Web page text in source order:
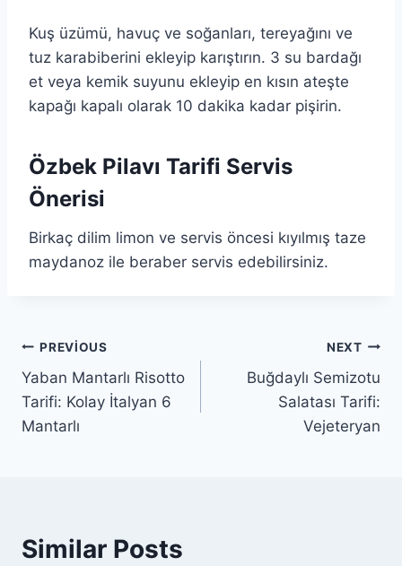
Kuş üzümü, havuç ve soğanları, tereyağını ve
tuz karabiberini ekleyip karıştırın. 3 su bardağı
et veya kemik suyunu ekleyip en kısın ateşte
kapağı kapalı olarak 10 dakika kadar pişirin.
Özbek Pilavı Tarifi Servis
Önerisi
Birkaç dilim limon ve servis öncesi kıyılmış taze
maydanoz ile beraber servis edebilirsiniz.
Yazı
gezinmesi
PREVIOUS
Yaban Mantarlı Risotto
Tarifi: Kolay İtalyan 6
Mantarlı
NEXT
Buğdaylı Semizotu
Salatası Tarifi:
Vejeteryan
Similar Posts